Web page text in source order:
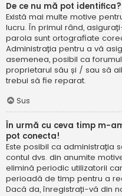
De ce nu mă pot identifica?
Există mai multe motive
lucru. În primul rând,
parola sunt ortografiate
Administrația pentru a vă
asemenea, posibil ca
proprietarul său și / sau să
trebui să fie reparat.
Sus
În urmă cu ceva timp m-
pot conecta!
Este posibil ca administrația
contul dvs. din anumite
elimină periodic utilizatorii
perioadă de timp pentru a
Dacă da, înregistrați-vă din